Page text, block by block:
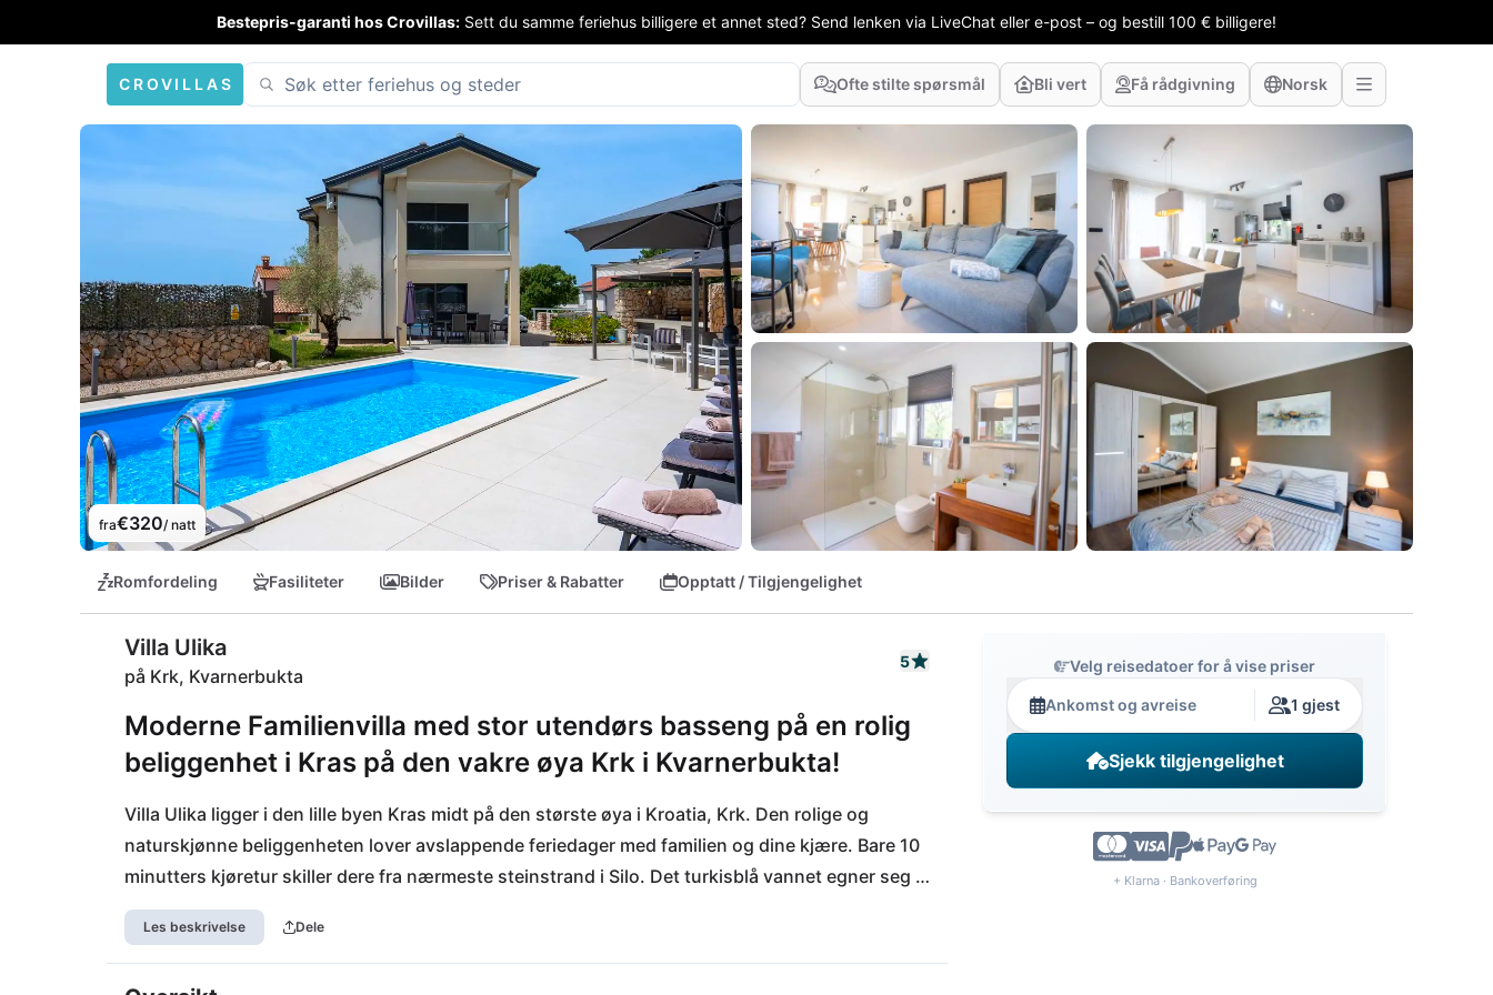
Bestepris-garanti hos Crovillas: Sett du samme feriehus billigere et annet sted? Send lenken via LiveChat eller e-post – og bestill 100 € billigere!
CROVILLAS Ofte stilte spørsmål Bli vert Få rådgivning Norsk
fra€320/ natt
Romfordeling Fasiliteter Bilder Priser & Rabatter Opptatt / Tilgjengelighet
Villa Ulika
på Krk, Kvarnerbukta
5
Moderne Familienvilla med stor utendørs basseng på en rolig
beliggenhet i Kras på den vakre øya Krk i Kvarnerbukta!
Villa Ulika ligger i den lille byen Kras midt på den største øya i Kroatia, Krk. Den rolige og
naturskjønne beliggenheten lover avslappende feriedager med familien og dine kjære. Bare 10
minutters kjøretur skiller dere fra nærmeste steinstrand i Silo. Det turkisblå vannet egner seg
perfekt for spennende snorkelturer. Også for familier egner de mange stein- eller
sandstrendene på øya seg ypperlig. De mange små kystbyene overbeviser også med sitt
kulinariske tilbud og vakre promenader, som spesielt inviterer til å nyte solnedgangen på
Les beskrivelse Dele
Velg reisedatoer for å vise priser
Ankomst og avreise 1 gjest
Sjekk tilgjengelighet
+ Klarna · Bankoverføring